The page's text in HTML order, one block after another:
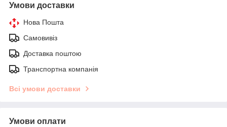
Умови доставки
Нова Пошта
Самовивіз
Доставка поштою
Транспортна компанія
Всі умови доставки
Умови оплати